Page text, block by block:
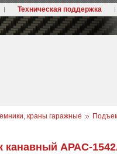
Техническая поддержка
краны гаражные
канавный АРАC-